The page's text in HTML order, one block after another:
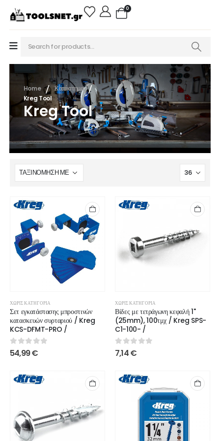
0
Home
Κατάστημα
Kreg Tool
Kreg Tool
ΧΩΡΊΣ ΚΑΤΗΓΟΡΊΑ
Σετ εγκατάστασης μπροστινών
κατασκευών συρταριού / Kreg
KCS-DFMT-PRO /
0 out of 5
54,99€
ΧΩΡΊΣ ΚΑΤΗΓΟΡΊΑ
Βίδες με τετράγωνη κεφαλή 1"
(25mm), 100τμχ / Kreg SPS-
C1-100- /
0 out of 5
7,14€